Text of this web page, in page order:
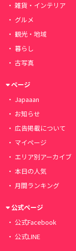
雑貨・インテリア
グルメ
観光・地域
暮らし
古写真
ページ
Japaaan
お知らせ
広告掲載について
マイページ
エリア別アーカイブ
本日の人気
月間ランキング
公式ページ
公式Facebook
公式LINE